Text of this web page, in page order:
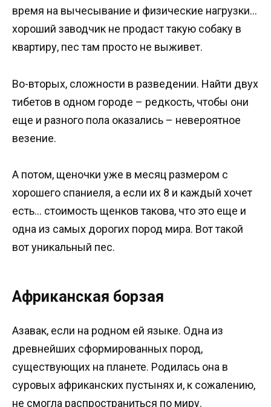
время на вычесывание и физические нагрузки…
хороший заводчик не продаст такую собаку в
квартиру, пес там просто не выживет.
Во-вторых, сложности в разведении. Найти двух
тибетов в одном городе – редкость, чтобы они
еще и разного пола оказались – невероятное
везение.
А потом, щеночки уже в месяц размером с
хорошего спаниеля, а если их 8 и каждый хочет
есть… стоимость щенков такова, что это еще и
одна из самых дорогих пород мира. Вот такой
вот уникальный пес.
Африканская борзая
Азавак, если на родном ей языке. Одна из
древнейших сформированных пород,
существующих на планете. Родилась она в
суровых африканских пустынях и, к сожалению,
не смогла распространиться по миру.